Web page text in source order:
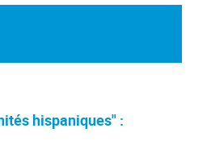
hispaniques" :